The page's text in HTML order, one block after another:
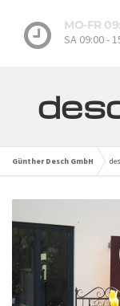
MO-FR
SA 09:00 -
Günther Desch GmbH